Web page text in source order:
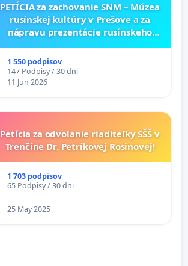
PETÍCIA za zachovanie SNM – Múzea
rusínskej kultúry v Prešove a za
nápravu prezentácie rusínskeho
Múzeu ukrajinskej kultúry vo
Svidníku
1 550 podpisov
147 Podpisy / 30 dni
11 Jun 2026
Petícia za odvolanie riaditeľky SŠŠ v
Trenčíne Dr. Petríkovej Rosinovej!
1 703 podpisov
65 Podpisy / 30 dni
25 May 2025